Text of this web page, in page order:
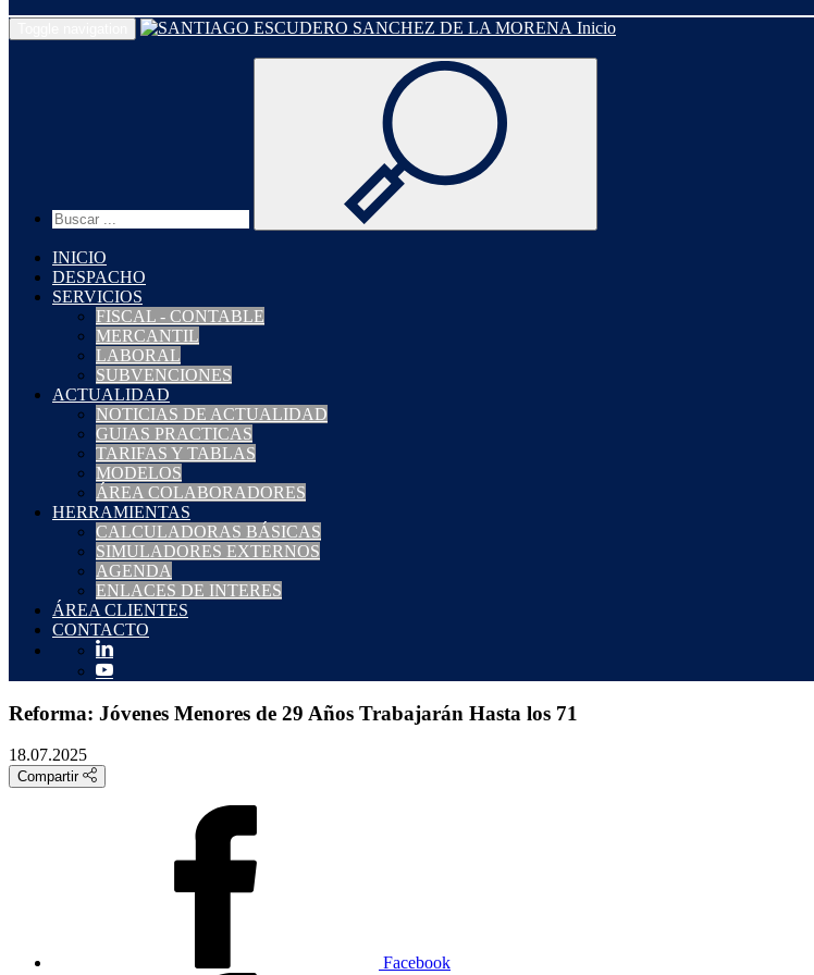
Inicio
INICIO
DESPACHO
SERVICIOS
FISCAL - CONTABLE
MERCANTIL
LABORAL
SUBVENCIONES
ACTUALIDAD
NOTICIAS DE ACTUALIDAD
GUIAS PRACTICAS
TARIFAS Y TABLAS
MODELOS
ÁREA COLABORADORES
HERRAMIENTAS
CALCULADORAS BÁSICAS
SIMULADORES EXTERNOS
AGENDA
ENLACES DE INTERES
ÁREA CLIENTES
CONTACTO
Reforma: Jóvenes Menores de 29 Años Trabajarán Hasta los 71
18.07.2025
Compartir
Facebook